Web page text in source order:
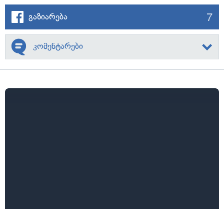
გაზიარება 7
კომენტარები